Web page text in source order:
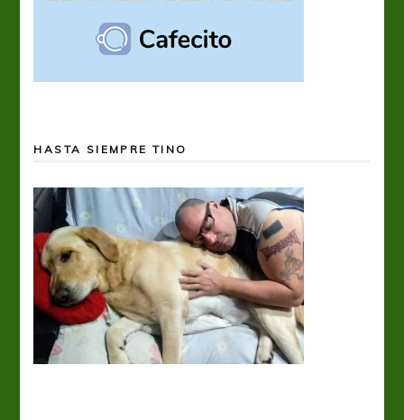
HASTA SIEMPRE TINO